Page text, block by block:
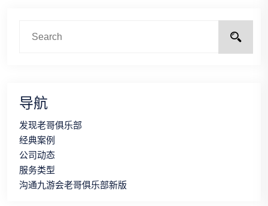
导航
发现老哥俱乐部
经典案例
公司动态
服务类型
沟通九游会老哥俱乐部新版